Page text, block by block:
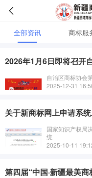
全部资讯 商标服
2026年1月6日即将召开
自治区商标协会
2025-12-31
关于新商标网上申请系
国家知识产权局
统
2025-10-11
第四届“中国·新疆最美